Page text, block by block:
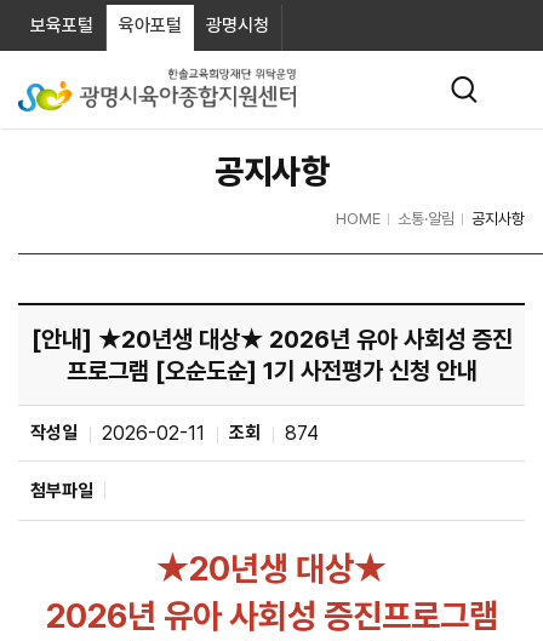
보육포털 육아포털 광명시청
공지사항
HOME 소통·알림 공지사항
[안내] ★20년생 대상★ 2026년 유아 사회성 증진
프로그램 [오순도순] 1기 사전평가 신청 안내
작성일 2026-02-11 조회 874
첨부파일
★20년생 대상★
2026년 유아 사회성 증진프로그램